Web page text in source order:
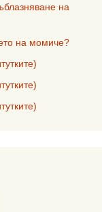
на
на момиче?